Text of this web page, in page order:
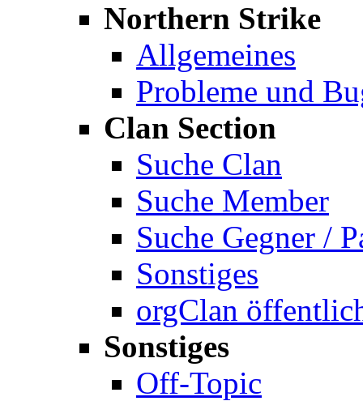
Northern Strike
Allgemeines
Probleme und
Clan Section
Suche Clan
Suche Member
Suche Gegner /
Sonstiges
orgClan
Sonstiges
Off-Topic